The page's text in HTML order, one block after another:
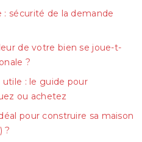
sécurité de la demande
de votre bien se joue-t-
?
utile : le guide pour
ou achetez
pour construire sa maison
?